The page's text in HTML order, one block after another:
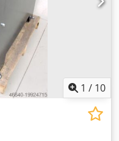
1 / 10